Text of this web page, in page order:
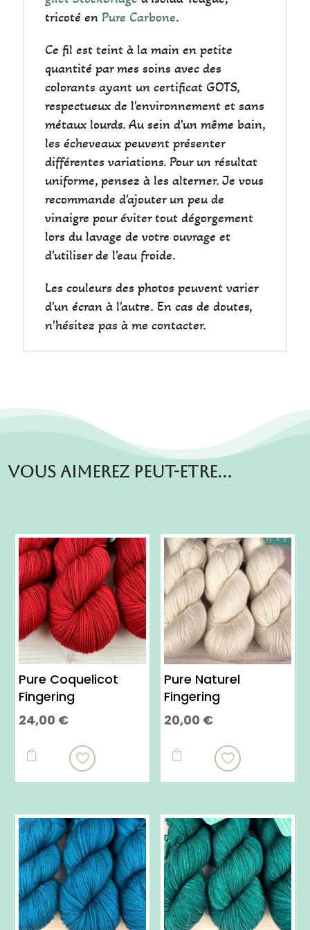
tricoté en Pure Carbone.
Ce fil est teint à la main en petite
quantité par mes soins avec des
colorants ayant un certificat GOTS,
respectueux de l'environnement et sans
métaux lourds. Au sein d'un même bain,
les écheveaux peuvent présenter
différentes variations. Pour un résultat
uniforme, pensez à les alterner. Je vous
recommande d'ajouter un peu de
vinaigre pour éviter tout dégorgement
lors du lavage de votre ouvrage et
d'utiliser de l'eau froide.
Les couleurs des photos peuvent varier
d'un écran à l'autre. En cas de doutes,
n'hésitez pas à me contacter.
Vous aimerez peut-etre…
Pure Coquelicot
Fingering
24,00 €

produit
Les
options
peuvent
être
choisies
sur
Pure Naturel
Fingering
20,00 €

produit
Les
options
peuvent
être
choisies
sur